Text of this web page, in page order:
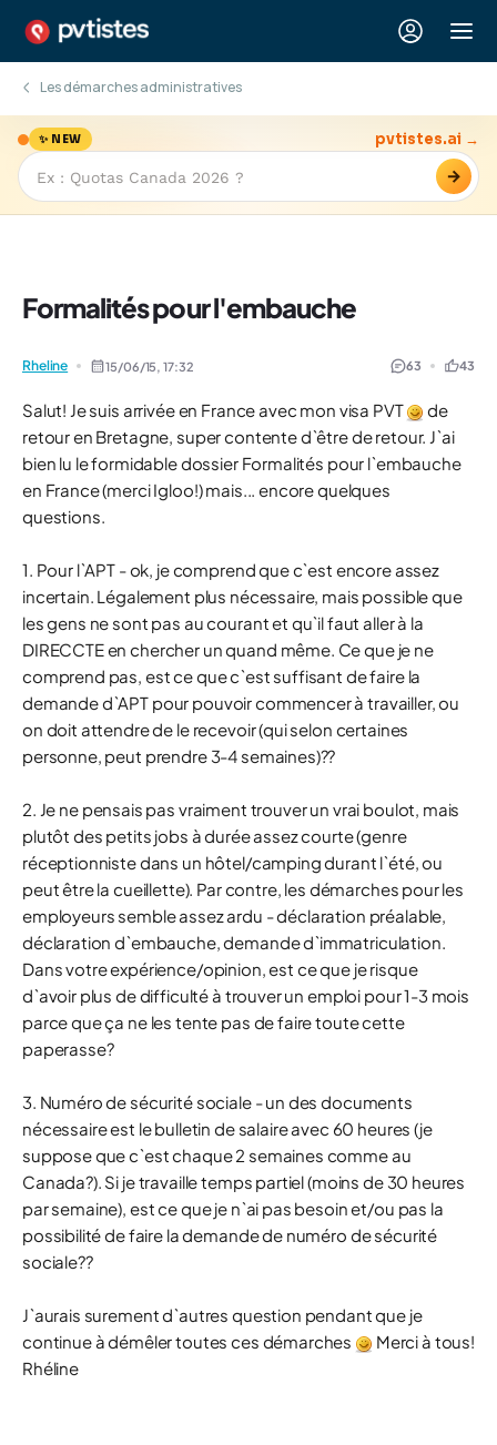
Les démarches administratives
✨ NEW
→
pvtistes.ai →
Formalités pour l'embauche
Rheline 15/06/15,17:32 63 43
Salut! Je suis arrivée en France avec mon visa PVT
de
retour en Bretagne, super contente d`être de retour. J`ai
bien lu le formidable dossier Formalités pour l`embauche
en France (merci Igloo!) mais... encore quelques
questions.
1. Pour l`APT - ok, je comprend que c`est encore assez
incertain. Légalement plus nécessaire, mais possible que
les gens ne sont pas au courant et qu`il faut aller à la
DIRECCTE en chercher un quand même. Ce que je ne
comprend pas, est ce que c`est suffisant de faire la
demande d`APT pour pouvoir commencer à travailler, ou
on doit attendre de le recevoir (qui selon certaines
personne, peut prendre 3-4 semaines)??
2. Je ne pensais pas vraiment trouver un vrai boulot, mais
plutôt des petits jobs à durée assez courte (genre
réceptionniste dans un hôtel/camping durant l`été, ou
peut être la cueillette). Par contre, les démarches pour les
employeurs semble assez ardu - déclaration préalable,
déclaration d`embauche, demande d`immatriculation.
Dans votre expérience/opinion, est ce que je risque
d`avoir plus de difficulté à trouver un emploi pour 1-3 mois
parce que ça ne les tente pas de faire toute cette
paperasse?
3. Numéro de sécurité sociale - un des documents
nécessaire est le bulletin de salaire avec 60 heures (je
suppose que c`est chaque 2 semaines comme au
Canada?). Si je travaille temps partiel (moins de 30 heures
par semaine), est ce que je n`ai pas besoin et/ou pas la
possibilité de faire la demande de numéro de sécurité
sociale??
J`aurais surement d`autres question pendant que je
continue à démêler toutes ces démarches
Merci à tous!
Rhéline